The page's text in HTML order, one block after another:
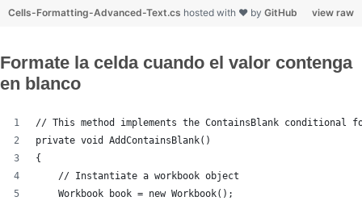
view raw
Cells-Formatting-Advanced-Text.cs hosted with ❤ by GitHub
Formate la celda cuando el valor contenga
en blanco
// This method implements the ContainsBlank conditional
private void AddContainsBlank()
{
    // Instantiate a workbook object
    Workbook book = new Workbook();